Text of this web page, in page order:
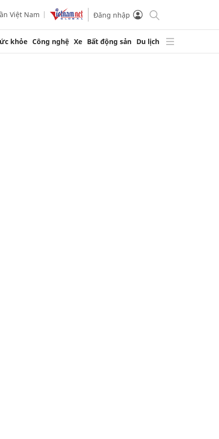
Việt Nam Đăng nhập
khỏe Công nghệ Xe Bất động sản Du lịch